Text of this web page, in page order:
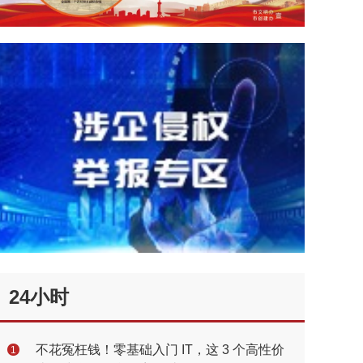
24小时
1
不花冤枉钱！零基础入门 IT，这 3 个高性价